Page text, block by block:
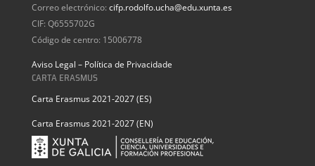
Correo electrónico: cifp.rodolfo.ucha@edu.xunta.es
CIF: Q6555702G
Código de centro: 15006778
Aviso Legal – Política de Privacidade
CARTA ERASMUS
Carta Erasmus 2021-2027 (ES)
Carta Erasmus 2021-2027 (EN)